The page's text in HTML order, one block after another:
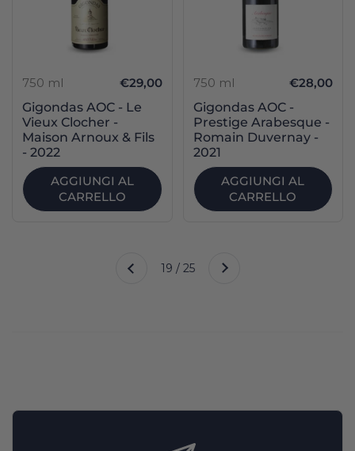
750 ml
€29,00
Gigondas AOC - Le
Vieux Clocher -
Maison Arnoux & Fils
- 2022
AGGIUNGI AL
CARRELLO
750 ml
€28,00
Gigondas AOC -
Prestige Arabesque -
Romain Duvernay -
2021
AGGIUNGI AL
CARRELLO
Precedente 19 / 25